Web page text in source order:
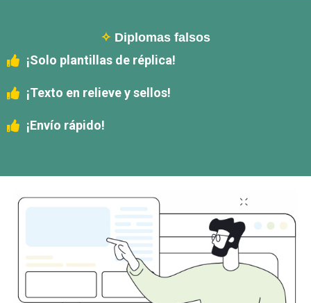
✧ Diplomas falsos
¡Solo plantillas de réplica!
¡Texto en relieve y sellos!
¡Envío rápido!